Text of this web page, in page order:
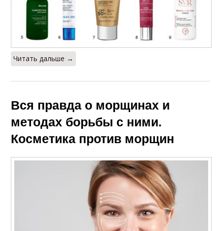
Читать дальше →
Вся правда о морщинах и
методах борьбы с ними.
Косметика против морщин